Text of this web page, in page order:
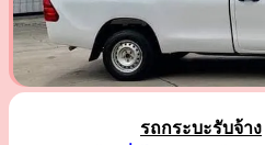
รถกระบะรับจ้าง